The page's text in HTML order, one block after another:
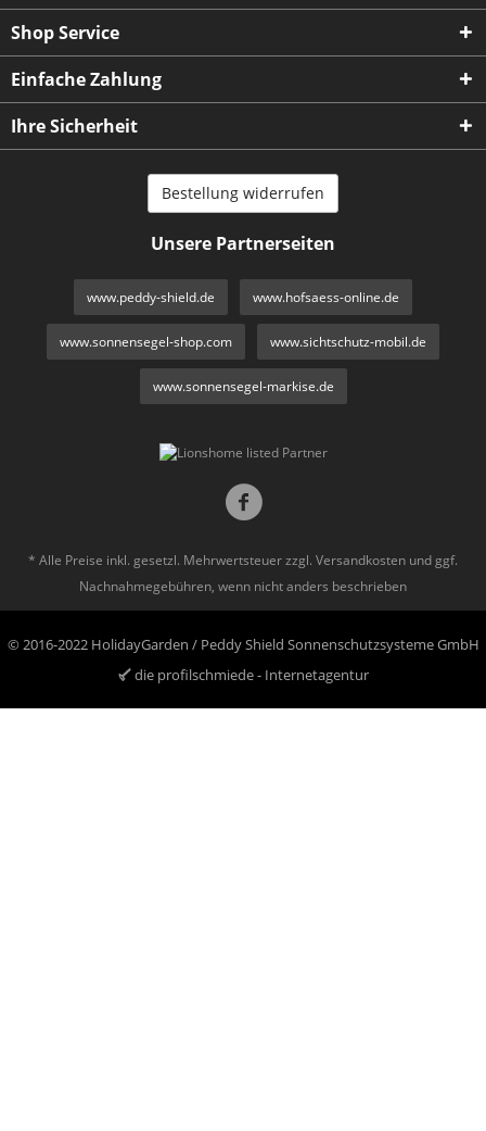
Shop Service
Einfache Zahlung
Ihre Sicherheit
Bestellung widerrufen
Unsere Partnerseiten
www.peddy-shield.de www.hofsaess-online.de
www.sonnensegel-shop.com www.sichtschutz-mobil.de
www.sonnensegel-markise.de
* Alle Preise inkl. gesetzl. Mehrwertsteuer zzgl. Versandkosten und ggf.
Nachnahmegebühren, wenn nicht anders beschrieben
© 2016-2022 HolidayGarden / Peddy Shield Sonnenschutzsysteme GmbH
die profilschmiede - Internetagentur